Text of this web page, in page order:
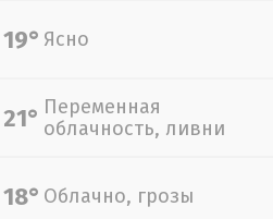
19° Ясно
21° Переменная
облачность, ливни
18° Облачно, грозы